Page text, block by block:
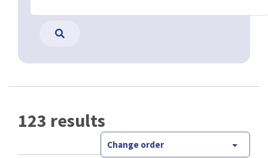
123 results
Change order